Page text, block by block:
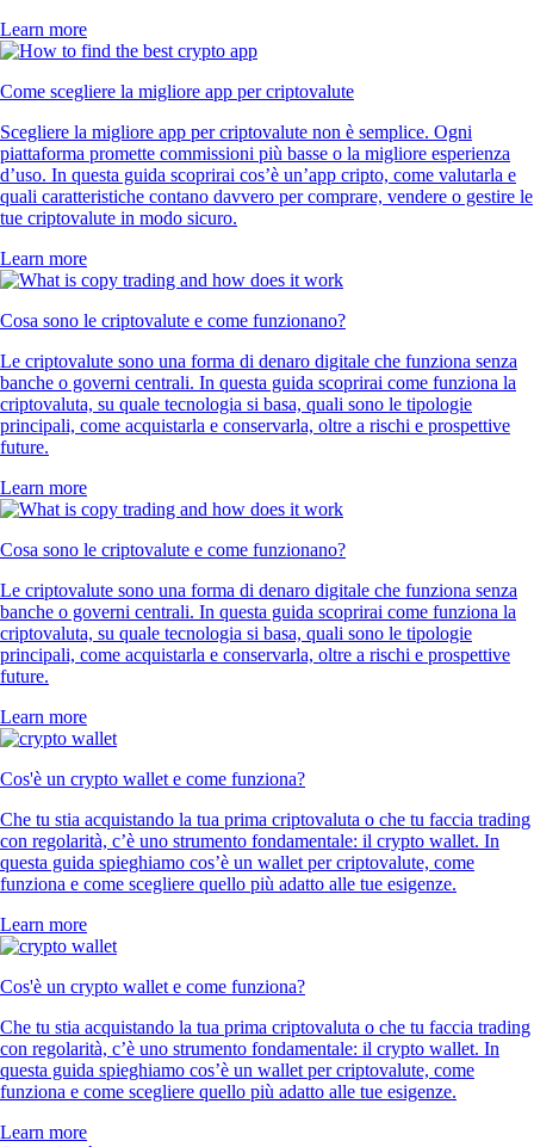
Learn more
Come scegliere la migliore app per criptovalute
Scegliere la migliore app per criptovalute non è semplice. Ogni
piattaforma promette commissioni più basse o la migliore esperienza
d’uso. In questa guida scoprirai cos’è un’app cripto, come valutarla e
quali caratteristiche contano davvero per comprare, vendere o gestire le
tue criptovalute in modo sicuro.
Learn more
Cosa sono le criptovalute e come funzionano?
Le criptovalute sono una forma di denaro digitale che funziona senza
banche o governi centrali. In questa guida scoprirai come funziona la
criptovaluta, su quale tecnologia si basa, quali sono le tipologie
principali, come acquistarla e conservarla, oltre a rischi e prospettive
future.
Learn more
Cosa sono le criptovalute e come funzionano?
Le criptovalute sono una forma di denaro digitale che funziona senza
banche o governi centrali. In questa guida scoprirai come funziona la
criptovaluta, su quale tecnologia si basa, quali sono le tipologie
principali, come acquistarla e conservarla, oltre a rischi e prospettive
future.
Learn more
Cos'è un crypto wallet e come funziona?
Che tu stia acquistando la tua prima criptovaluta o che tu faccia trading
con regolarità, c’è uno strumento fondamentale: il crypto wallet. In
questa guida spieghiamo cos’è un wallet per criptovalute, come
funziona e come scegliere quello più adatto alle tue esigenze.
Learn more
Cos'è un crypto wallet e come funziona?
Che tu stia acquistando la tua prima criptovaluta o che tu faccia trading
con regolarità, c’è uno strumento fondamentale: il crypto wallet. In
questa guida spieghiamo cos’è un wallet per criptovalute, come
funziona e come scegliere quello più adatto alle tue esigenze.
Learn more